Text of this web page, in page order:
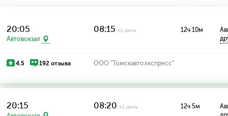
20:05
Автовокзал
08:15+1 день 12ч 10м
4.5 192 отзыва ООО "Томскавтоэкспресс"
20:15 08:20+1 день 12ч 5м